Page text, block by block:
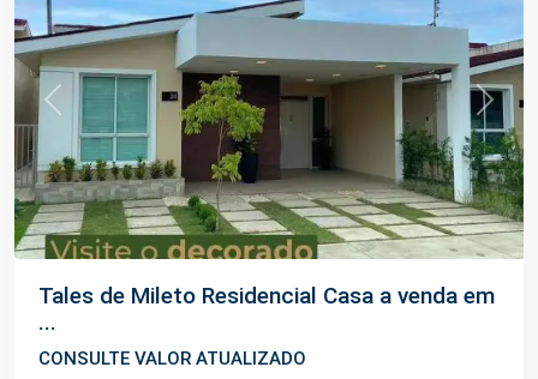
Previous Next
Tales de Mileto Residencial Casa a venda em
...
CONSULTE VALOR ATUALIZADO